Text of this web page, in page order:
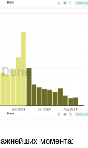
момента: